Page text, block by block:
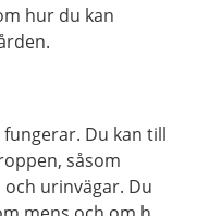
hur du kan
Du kan till
såsom
urinvägar. Du